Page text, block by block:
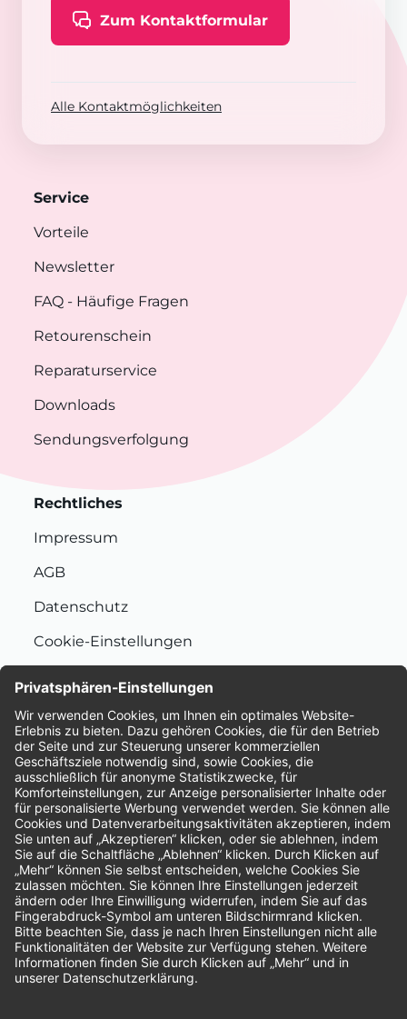
Zum Kontaktformular
Alle Kontaktmöglichkeiten
Service
Vorteile
Newsletter
FAQ - Häufige Fragen
Retourenschein
Reparaturservice
Downloads
Sendungsverfolgung
Rechtliches
Impressum
AGB
Datenschutz
Cookie-Einstellungen
Bewertungen